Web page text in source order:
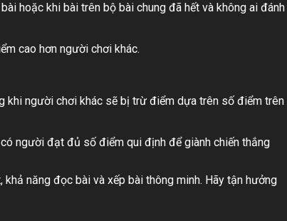
hoặc khi bài trên bộ bài chung đã hết và không ai đánh
cao hơn người chơi khác.
khi người chơi khác sẽ bị trừ điểm dựa trên số điểm trên
người đạt đủ số điểm qui định để giành chiến thắng
năng đọc bài và xếp bài thông minh. Hãy tận hưởng